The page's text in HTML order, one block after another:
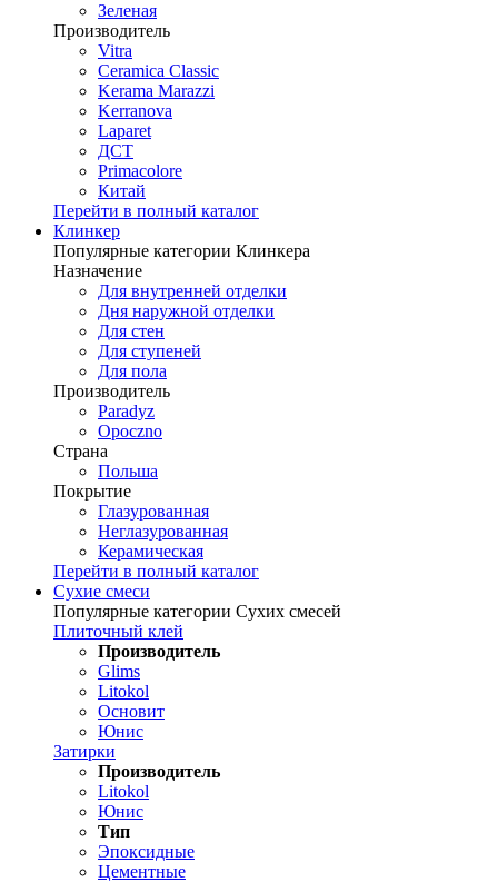
Зеленая
Производитель
Vitra
Ceramica Classic
Kerama Marazzi
Kerranova
Laparet
ДСТ
Primacolore
Китай
Перейти в полный каталог
Клинкер
Популярные категории Клинкера
Назначение
Для внутренней отделки
Дня наружной отделки
Для стен
Для ступеней
Для пола
Производитель
Paradyz
Opoczno
Страна
Польша
Покрытие
Глазурованная
Неглазурованная
Керамическая
Перейти в полный каталог
Сухие смеси
Популярные категории Сухих смесей
Плиточный клей
Производитель
Glims
Litokol
Основит
Юнис
Затирки
Производитель
Litokol
Юнис
Тип
Эпоксидные
Цементные